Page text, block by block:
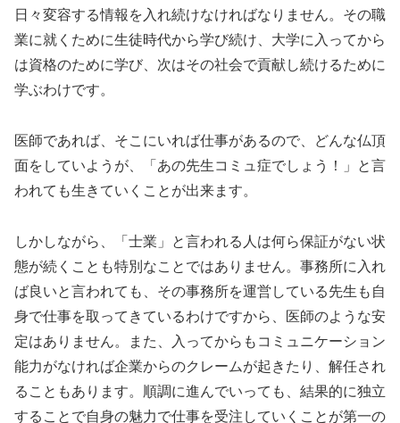
日々変容する情報を入れ続けなければなりません。その職
業に就くために生徒時代から学び続け、大学に入ってから
は資格のために学び、次はその社会で貢献し続けるために
学ぶわけです。
医師であれば、そこにいれば仕事があるので、どんな仏頂
面をしていようが、「あの先生コミュ症でしょう！」と言
われても生きていくことが出来ます。
しかしながら、「士業」と言われる人は何ら保証がない状
態が続くことも特別なことではありません。事務所に入れ
ば良いと言われても、その事務所を運営している先生も自
身で仕事を取ってきているわけですから、医師のような安
定はありません。また、入ってからもコミュニケーション
能力がなければ企業からのクレームが起きたり、解任され
ることもあります。順調に進んでいっても、結果的に独立
することで自身の魅力で仕事を受注していくことが第一の